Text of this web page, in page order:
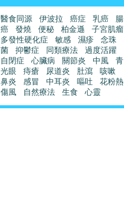
醫食同源 伊波拉 癌症 乳癌
腸
癌
發燒 便秘 柏金遜
子宮肌瘤
多發性硬化症
敏感 濕疹
念珠
菌
抑鬱症 同類療法
過度活躍
自閉症
心臟病 關節炎 中風
青
光眼
痔瘡 尿道炎 肚瀉
咳嗽
鼻炎
感冒 中耳炎 嘔吐
花粉熱
傷風
自然療法 生食 心靈